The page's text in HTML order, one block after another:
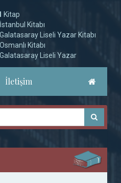
Kitap
İstanbul Kitabı
Galatasaray Liseli Yazar Kitabı
Osmanlı Kitabı
Galatasaray Liseli Yazar
İletişim